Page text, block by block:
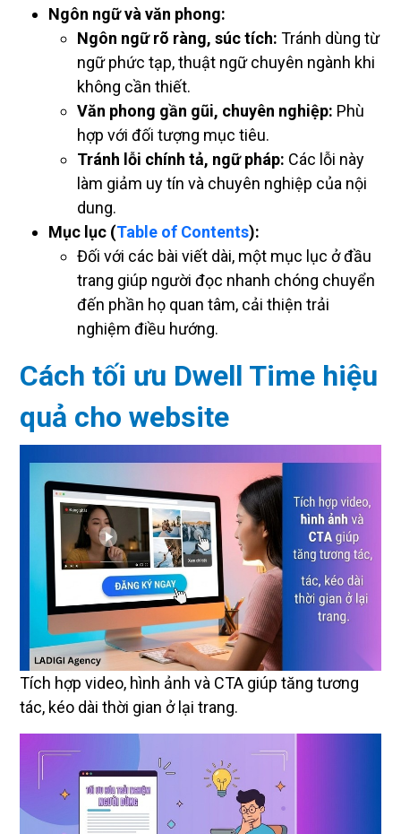
Ngôn ngữ và văn phong:
Ngôn ngữ rõ ràng, súc tích: Tránh dùng từ
ngữ phức tạp, thuật ngữ chuyên ngành khi
không cần thiết.
Văn phong gần gũi, chuyên nghiệp: Phù
hợp với đối tượng mục tiêu.
Tránh lỗi chính tả, ngữ pháp: Các lỗi này
làm giảm uy tín và chuyên nghiệp của nội
dung.
Mục lục (Table of Contents):
Đối với các bài viết dài, một mục lục ở đầu
trang giúp người đọc nhanh chóng chuyển
đến phần họ quan tâm, cải thiện trải
nghiệm điều hướng.
Cách tối ưu Dwell Time hiệu
quả cho website
Tích hợp video, hình ảnh và CTA giúp tăng tương
tác, kéo dài thời gian ở lại trang.